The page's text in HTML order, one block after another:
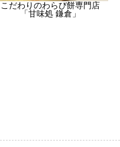
こだわりのわらび餅専門店
「甘味処 鎌倉」